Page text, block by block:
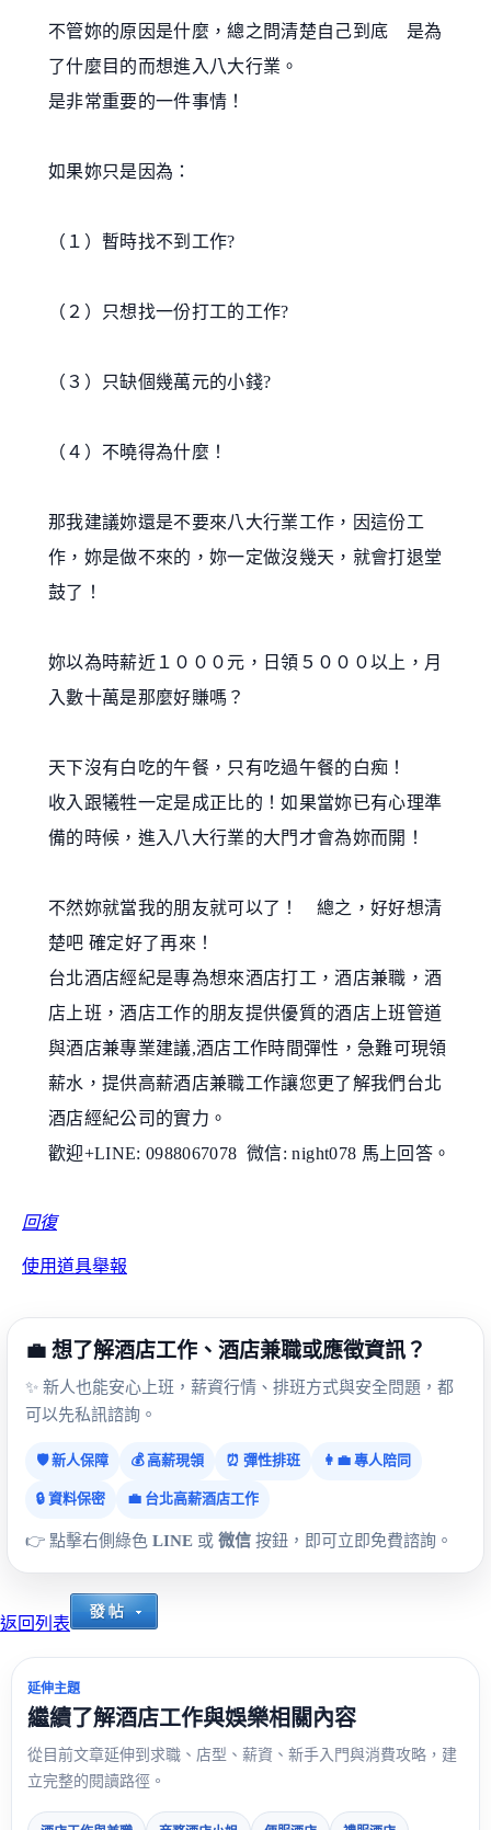
不管妳的原因是什麼，總之問清楚自己到底 是為
了什麼目的而想進入八大行業。
是非常重要的一件事情！
如果妳只是因為：
（１）暫時找不到工作?
（２）只想找一份打工的工作?
（３）只缺個幾萬元的小錢?
（４）不曉得為什麼！
那我建議妳還是不要來八大行業工作，因這份工
作，妳是做不來的，妳一定做沒幾天，就會打退堂
鼓了！
妳以為時薪近１０００元，日領５０００以上，月
入數十萬是那麼好賺嗎？
天下沒有白吃的午餐，只有吃過午餐的白痴！
收入跟犧牲一定是成正比的！如果當妳已有心理準
備的時候，進入八大行業的大門才會為妳而開！
不然妳就當我的朋友就可以了！總之，好好想清
楚吧 確定好了再來！
台北酒店經紀是專為想來酒店打工，酒店兼職，酒
店上班，酒店工作的朋友提供優質的酒店上班管道
與酒店兼專業建議,酒店工作時間彈性，急難可現領
薪水，提供高薪酒店兼職工作讓您更了解我們台北
酒店經紀公司的實力。
歡迎+LINE: 0988067078 微信: night078 馬上回答。
回復
使用道具舉報
💼 想了解酒店工作、酒店兼職或應徵資訊？
✨ 新人也能安心上班，薪資行情、排班方式與安全問題，都
可以先私訊諮詢。
🛡️ 新人保障 💰 高薪現領 ⏰ 彈性排班 👩‍💼 專人陪同
🔒 資料保密 💼 台北高薪酒店工作
👉 點擊右側綠色 LINE 或 微信 按鈕，即可立即免費諮詢。
返回列表
延伸主題
繼續了解酒店工作與娛樂相關內容
從目前文章延伸到求職、店型、薪資、新手入門與消費攻略，建
立完整的閱讀路徑。